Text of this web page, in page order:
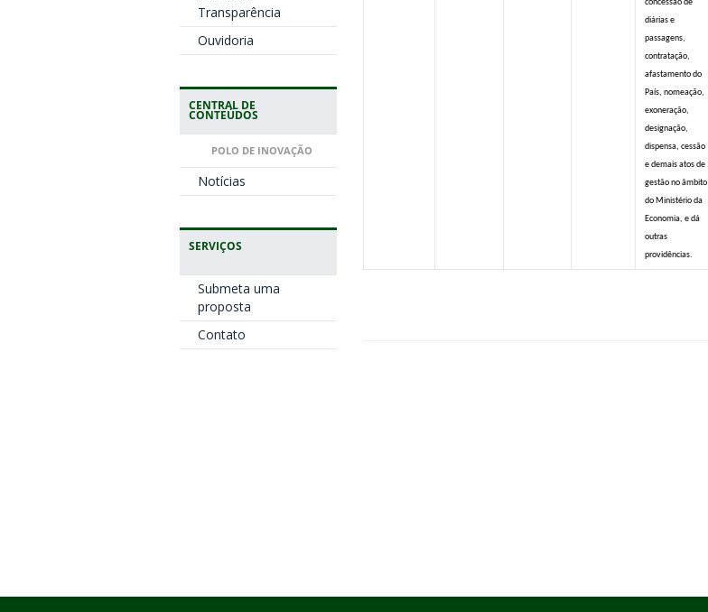
Transparência
Ouvidoria
CENTRAL DE
CONTEÚDOS
POLO DE INOVAÇÃO
Notícias
SERVIÇOS
Submeta uma
proposta
Contato
concessão de
diárias e
passagens,
contratação,
afastamento do
País, nomeação,
exoneração,
designação,
dispensa, cessão
e demais atos de
gestão no âmbito
do Ministério da
Economia, e dá
outras
providências.